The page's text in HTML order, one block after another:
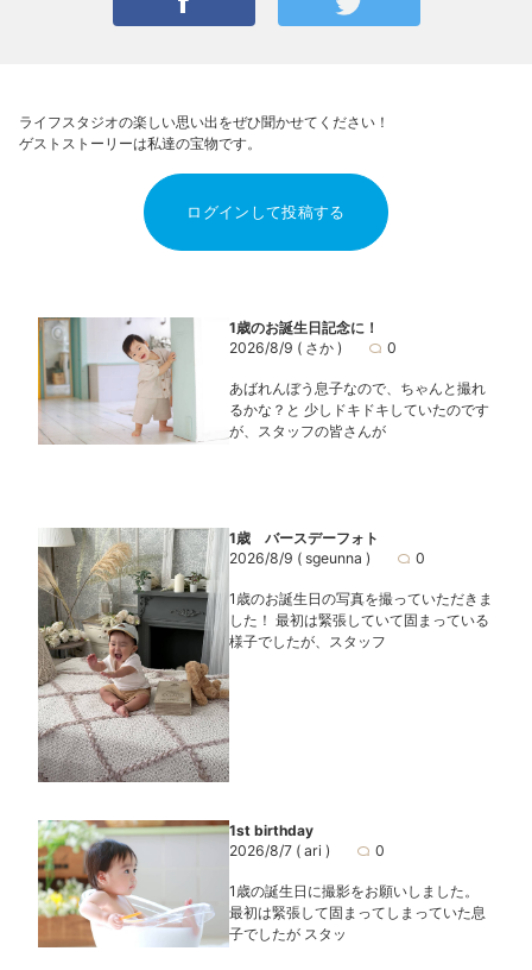
ライフスタジオの楽しい思い出をぜひ聞かせてください！
ゲストストーリーは私達の宝物です。
ログインして投稿する
1歳のお誕生日記念に！
2026/8/9 ( さか ) 0
あばれんぼう息子なので、ちゃんと撮れ
るかな？と 少しドキドキしていたのです
が、スタッフの皆さんが
1歳 バースデーフォト
2026/8/9 ( sgeunna ) 0
1歳のお誕生日の写真を撮っていただきま
した！ 最初は緊張していて固まっている
様子でしたが、スタッフ
1st birthday
2026/8/7 ( ari ) 0
1歳の誕生日に撮影をお願いしました。
最初は緊張して固まってしまっていた息
子でしたが スタッ